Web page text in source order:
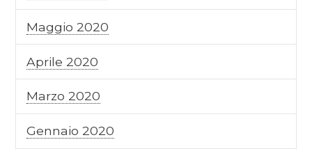
Maggio 2020
Aprile 2020
Marzo 2020
Gennaio 2020